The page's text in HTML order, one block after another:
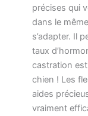
précises qui
dans le
s’adapter. Il
taux
castration est
chien ! Les
aides
vraiment